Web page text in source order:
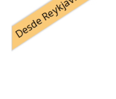
Desde Reykjavík